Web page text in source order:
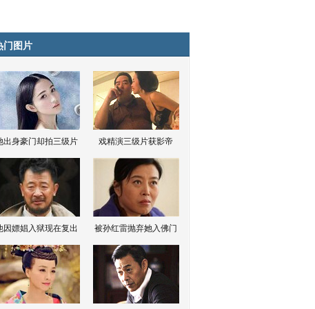
门图片
出身豪门却拍三级片 戏精演三级片获影帝
因嫖娼入狱现在复出 被孙红雷抛弃她入佛门